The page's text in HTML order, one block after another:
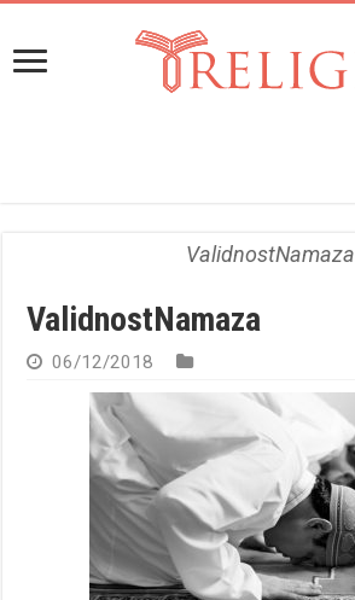
ValidnostNamaza
ValidnostNamaza
06/12/2018